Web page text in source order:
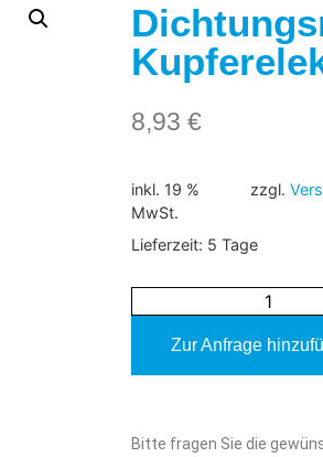
8,93 €
inkl. 19 %
MwSt.
zzgl.
Lieferzeit: 5 Tage
Zur Anfrage
Bitte fragen Sie die